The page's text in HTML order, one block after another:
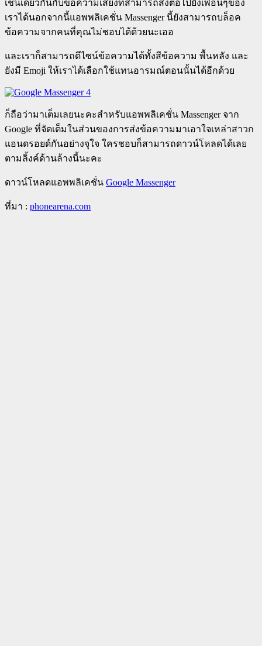
เช่นเดียวกันกับข้อความเสียงที่สามารถส่งต่อไปยังเพื่อนๆของ
เราได้นอกจากนี้แอพพลิเคชั่น Massenger นี้ยังสามารถบล็อค
ข้อความจากคนที่คุณไม่ชอบได้ด้วยนะเออ
และเราก็สามารถดีไซน์ข้อความได้ทั้งสีข้อความ พื้นหลัง และ
ยังมี Emoji ให้เราได้เลือกใช้แทนอารมณ์ตอนนั้นได้อีกด้วย
ก็ถือว่ามาเต็มเลยนะคะสำหรับแอพพลิเคชั่น Massenger จาก
Google ที่จัดเต็มในส่วนของการส่งข้อความมาเอาใจเหล่าสาวก
แอนดรอยด์กันอย่างจุใจ ใครชอบก็สามารถดาวน์โหลดได้เลย
ตามลิ้งค์ด้านล้างนี้นะคะ
ดาวน์โหลดแอพพลิเคชั่น Google Massenger
ที่มา : phonearena.com